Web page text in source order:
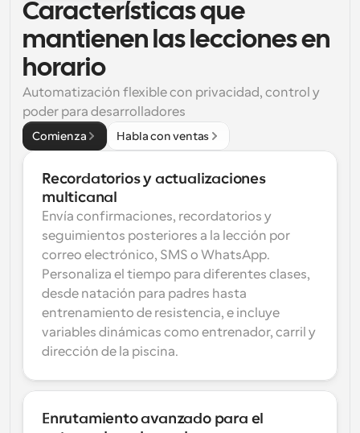
Características que
mantienen las lecciones en
horario
Automatización flexible con privacidad, control y
poder para desarrolladores
Comienza Habla con ventas
Recordatorios y actualizaciones
multicanal
Envía confirmaciones, recordatorios y
seguimientos posteriores a la lección por
correo electrónico, SMS o WhatsApp.
Personaliza el tiempo para diferentes clases,
desde natación para padres hasta
entrenamiento de resistencia, e incluye
variables dinámicas como entrenador, carril y
dirección de la piscina.
Enrutamiento avanzado para el